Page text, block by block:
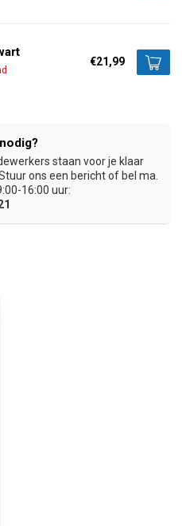
€21,99
staan voor je klaar
ons een bericht of bel ma.
16:00 uur: